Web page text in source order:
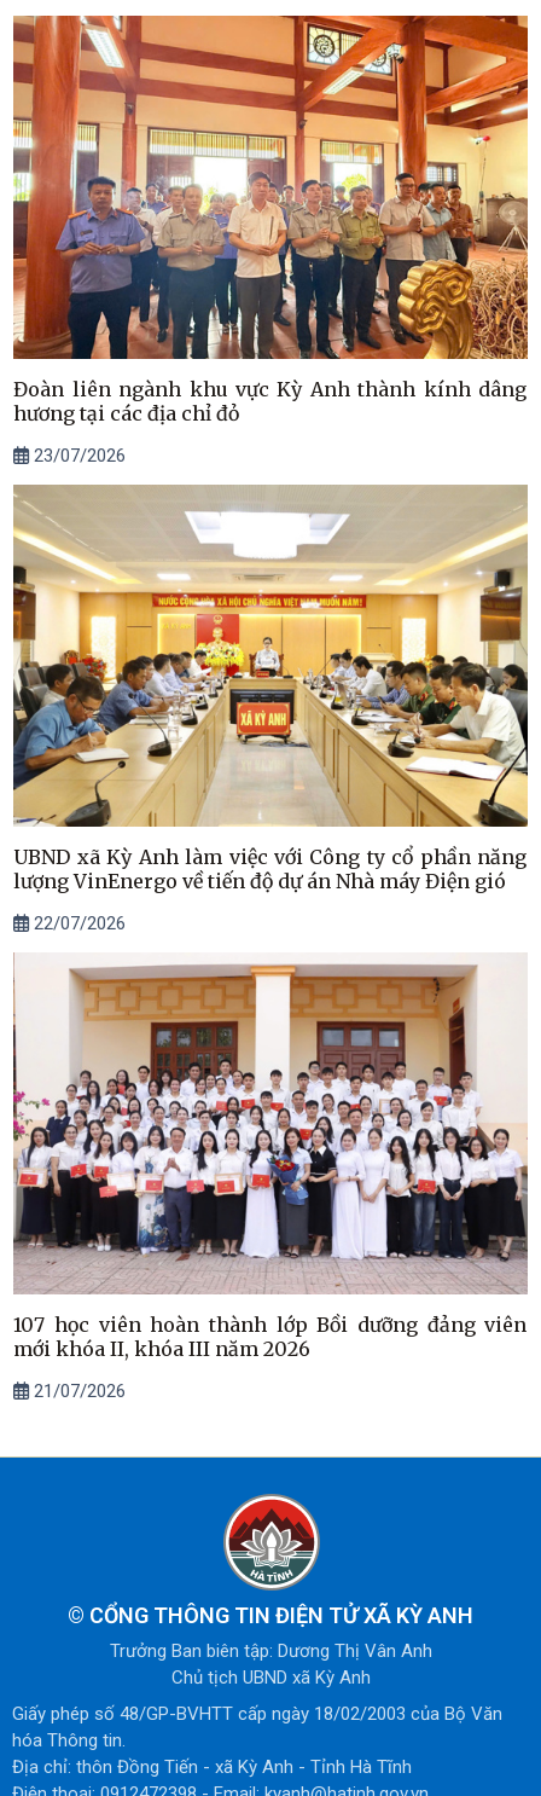
Đoàn liên ngành khu vực Kỳ Anh thành kính dâng
hương tại các địa chỉ đỏ
23/07/2026
UBND xã Kỳ Anh làm việc với Công ty cổ phần năng
lượng VinEnergo về tiến độ dự án Nhà máy Điện gió
22/07/2026
107 học viên hoàn thành lớp Bồi dưỡng đảng viên
mới khóa II, khóa III năm 2026
21/07/2026
© CỔNG THÔNG TIN ĐIỆN TỬ XÃ KỲ ANH
Trưởng Ban biên tập: Dương Thị Vân Anh
Chủ tịch UBND xã Kỳ Anh
Giấy phép số 48/GP-BVHTT cấp ngày 18/02/2003 của Bộ Văn
hóa Thông tin.
Địa chỉ: thôn Đồng Tiến - xã Kỳ Anh - Tỉnh Hà Tĩnh